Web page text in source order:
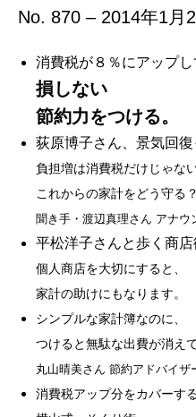
No. 870 – 2014年1月
消費税が８％にアップし
損しない
節約力をつける。
荻原博子さん、景気回
負担増は消費税だけじゃない
これからの家計をどう守る？
聞き手・渡辺真理さん アナウ
平松洋子さんと歩く商店
個人商店を大切にすると、
家計の助けにもなります。
シンプルな家計簿なのに、
つけると無駄な出費が消えて
丸山晴美さん 節約アドバイザ
消費税アップ分をカバーする